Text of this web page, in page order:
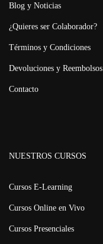
Blog y Noticias
¿Quieres ser Colaborador?
Términos y Condiciones
Devoluciones y Reembolsos
Contacto
NUESTROS CURSOS
Cursos E-Learning
Cursos Online en Vivo
Cursos Presenciales